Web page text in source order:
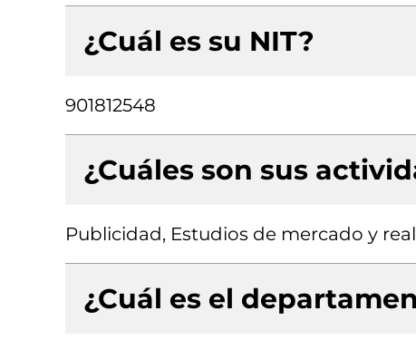
¿Cuál es su NIT?
901812548
¿Cuáles son sus
Publicidad, Estudios de mercado y
¿Cuál es el